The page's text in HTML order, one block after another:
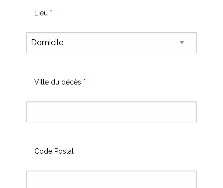
Lieu *
Ville du décès *
Code Postal